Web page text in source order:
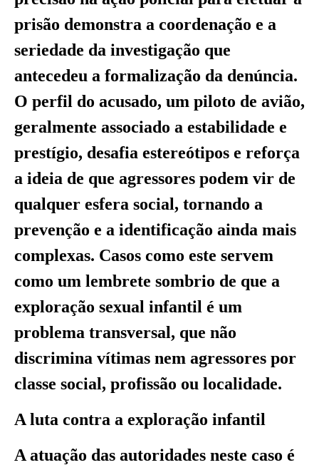
prisão demonstra a coordenação e a
seriedade da investigação que
antecedeu a formalização da denúncia.
O perfil do acusado, um piloto de avião,
geralmente associado a estabilidade e
prestígio, desafia estereótipos e reforça
a ideia de que agressores podem vir de
qualquer esfera social, tornando a
prevenção e a identificação ainda mais
complexas. Casos como este servem
como um lembrete sombrio de que a
exploração sexual infantil é um
problema transversal, que não
discrimina vítimas nem agressores por
classe social, profissão ou localidade.
A luta contra a exploração infantil
A atuação das autoridades neste caso é